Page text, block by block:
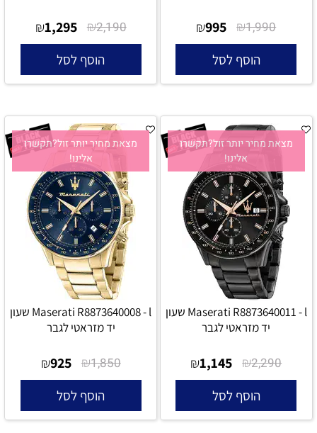
₪1,990
₪995
הוסף לסל
₪2,190
₪1,295
הוסף לסל
מצאת מחיר יותר זול?תקשרו
אלינו!
Maserati R8873640011 - l שעון
יד מזראטי לגבר
₪2,290
₪1,145
הוסף לסל
מצאת מחיר יותר זול?תקשרו
אלינו!
Maserati R8873640008 - l שעון
יד מזראטי לגבר
₪1,850
₪925
הוסף לסל